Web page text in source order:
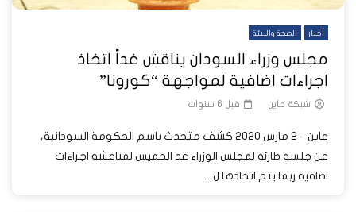
أخبار الصحة والبيئة
مجلس وزراء السودان يناقش غداً اتخاذ
اجراءات اضافية لمواجهة “كورونا”
شبكة عاين قبل 6 سنوات
عاين – 2 مارس 2020 كشف متحدث باسم الحكومة السودانية،
عن جلسة طارئة لمجلس الوزراء غد الخميس لمناقشة اجراءات
اضافية ربما يتم اتخاذها ل...